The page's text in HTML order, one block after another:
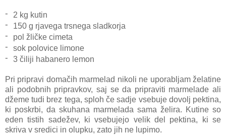
- 2 kg kutin
- 150 g rjavega trsnega sladkorja
- pol žličke cimeta
- sok polovice limone
- 3 čiliji habanero lemon
Pri pripravi domačih marmelad nikoli ne uporabljam želatine
ali podobnih pripravkov, saj se da pripraviti marmelade ali
džeme tudi brez tega, sploh če sadje vsebuje dovolj pektina,
ki poskrbi, da skuhana marmelada sama želira. Kutine so
eden tistih sadežev, ki vsebujejo velik del pektina, ki se
skriva v sredici in olupku, zato jih ne lupimo.